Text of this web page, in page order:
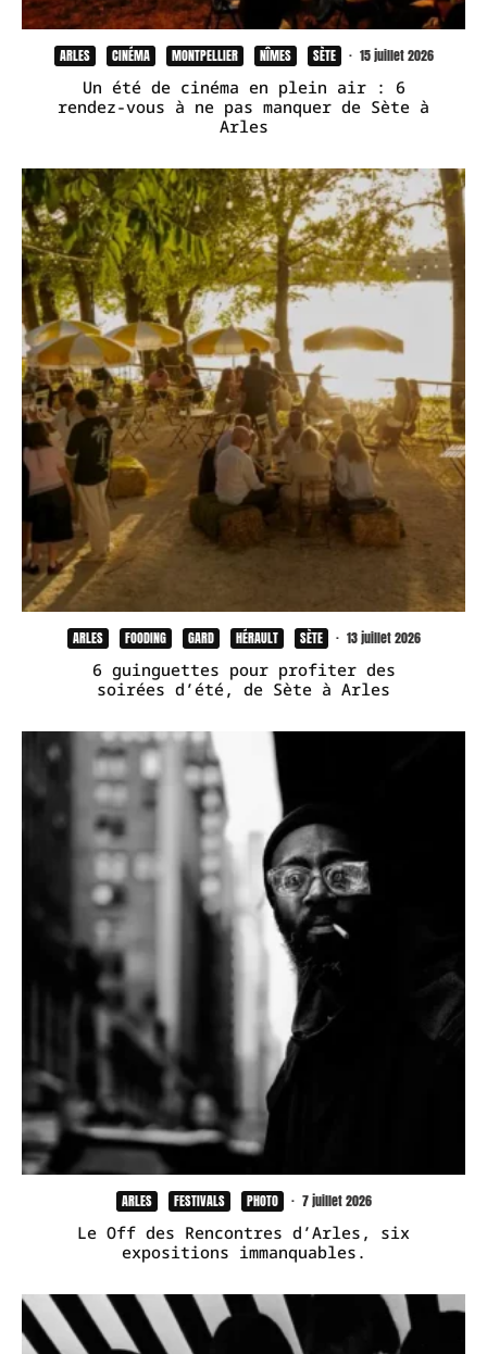
ARLES CINÉMA MONTPELLIER NÎMES SÈTE · 15 juillet 2026
Un été de cinéma en plein air : 6
rendez-vous à ne pas manquer de Sète à
Arles
ARLES FOODING GARD HÉRAULT SÈTE · 13 juillet 2026
6 guinguettes pour profiter des
soirées d’été, de Sète à Arles
ARLES FESTIVALS PHOTO · 7 juillet 2026
Le Off des Rencontres d’Arles, six
expositions immanquables.